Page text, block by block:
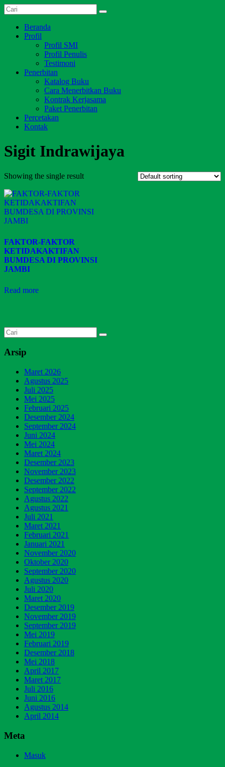
Skip
to
content
Salim
Media
Indonesia
Dari
Jambi
untuk
Menu
Beranda
Profil
Profil SMI
Profil Penulis
Testimoni
Penerbitan
Katalog Buku
Cara Menerbitkan Buku
Kontrak Kerjasama
Paket Penerbitan
Percetakan
Kontak
Sigit Indrawijaya
Showing the single result
FAKTOR-FAKTOR
KETIDAKAKTIFAN
BUMDESA DI PROVINSI
JAMBI
Read more
Arsip
Maret 2026
Agustus 2025
Juli 2025
Mei 2025
Februari 2025
Desember 2024
September 2024
Juni 2024
Mei 2024
Maret 2024
Desember 2023
November 2023
Desember 2022
September 2022
Agustus 2022
Agustus 2021
Juli 2021
Maret 2021
Februari 2021
Januari 2021
November 2020
Oktober 2020
September 2020
Agustus 2020
Juli 2020
Maret 2020
Desember 2019
November 2019
September 2019
Mei 2019
Februari 2019
Desember 2018
Mei 2018
April 2017
Maret 2017
Juli 2016
Juni 2016
Agustus 2014
April 2014
Meta
Masuk